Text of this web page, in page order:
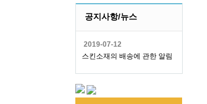
공지사항/뉴스
2019-07-12
스킨소재의 배송에 관한 알림